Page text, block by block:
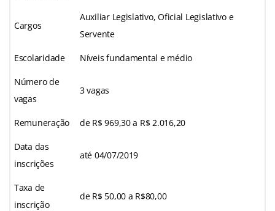
Cargos
Auxiliar Legislativo, Oficial Legislativo e
Servente
Escolaridade Níveis fundamental e médio
Número de
vagas
3 vagas
Remuneração de R$ 969,30 a R$ 2.016,20
Data das
inscrições
até 04/07/2019
Taxa de
inscrição
de R$ 50,00 a R$80,00